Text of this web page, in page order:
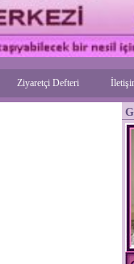
Ziyaretçi Defteri